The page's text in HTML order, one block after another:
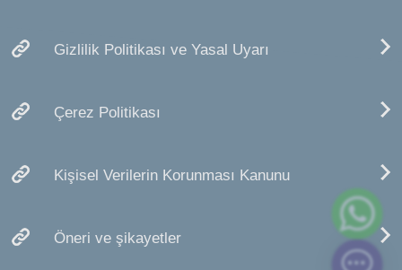
Gizlilik Politikası ve Yasal Uyarı
Çerez Politikası
Kişisel Verilerin Korunması Kanunu
Öneri ve şikayetler